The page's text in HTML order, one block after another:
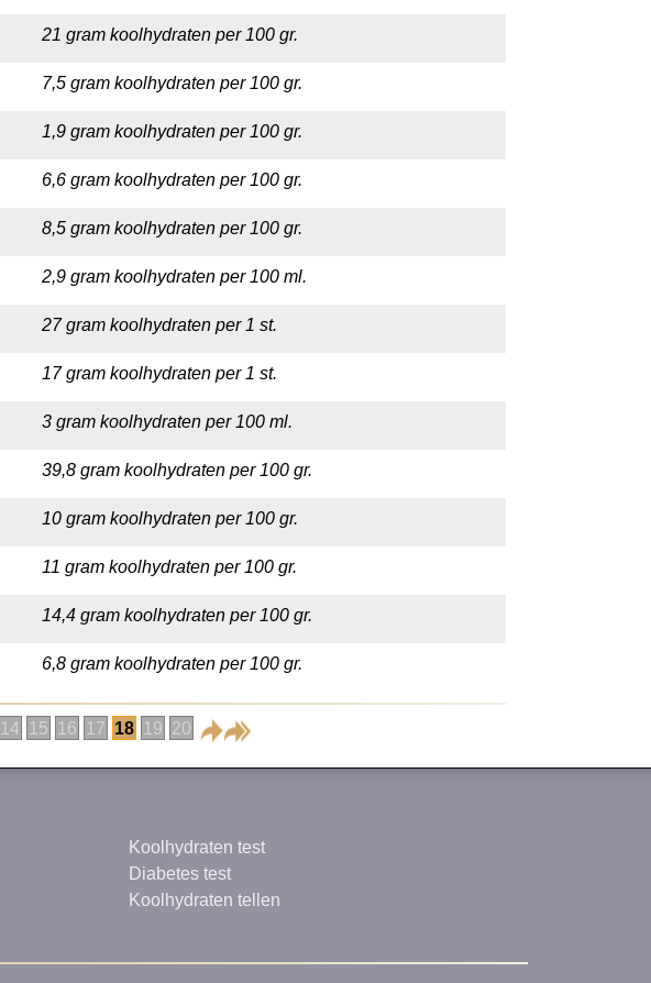
21 gram koolhydraten per 100 gr.
7,5 gram koolhydraten per 100 gr.
1,9 gram koolhydraten per 100 gr.
6,6 gram koolhydraten per 100 gr.
8,5 gram koolhydraten per 100 gr.
2,9 gram koolhydraten per 100 ml.
27 gram koolhydraten per 1 st.
17 gram koolhydraten per 1 st.
3 gram koolhydraten per 100 ml.
39,8 gram koolhydraten per 100 gr.
10 gram koolhydraten per 100 gr.
11 gram koolhydraten per 100 gr.
14,4 gram koolhydraten per 100 gr.
6,8 gram koolhydraten per 100 gr.
14 15 16 17 18 19 20
Koolhydraten test
Diabetes test
Koolhydraten tellen